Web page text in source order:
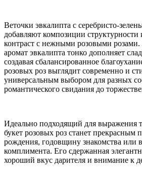
Веточки эвкалипта с серебристо-
добавляют композиции структурности
контраст с нежными розовыми
аромат эвкалипта тонко дополняет
создавая сбалансированное
розовых роз выглядит современно и
универсальным выбором для разных
романтического свидания до
Идеально подходящий для выражения
букет розовых роз станет прекрасным
рождения, годовщину знакомства или
комплимента. Его сдержанная
хороший вкус дарителя и внимание к